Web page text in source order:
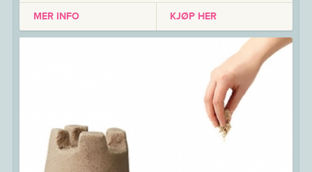
MER INFO KJØP HER